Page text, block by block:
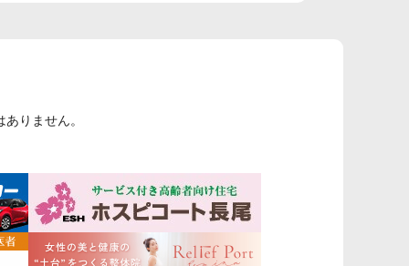
りません。